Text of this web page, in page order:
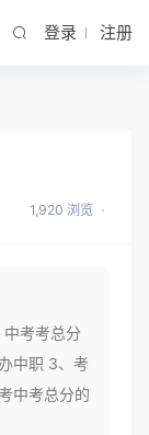
登录 注册
1,920 浏览
考考总分
中职 3、考
中考总分的